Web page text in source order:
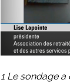
1 Le sondage a